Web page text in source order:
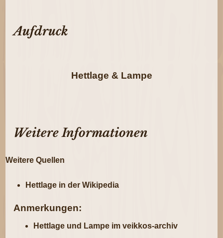
Aufdruck
Hettlage & Lampe
Weitere Informationen
Anmerkungen:
Hettlage und Lampe im veikkos-archiv
Weitere Quellen
Hettlage in der Wikipedia